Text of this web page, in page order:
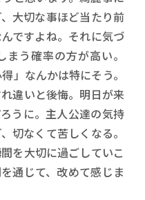
大切な事ほど当たり前
ですよね。それに気づ
う確率の方が高い。
」なんかは特にそう。
違いと後悔。明日が来
うに。主人公達の気持
切なくて苦しくなる。
を大切に過ごしていこ
通じて、改めて感じま